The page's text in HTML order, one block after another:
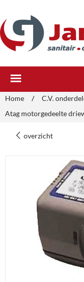
Home / C.V.
Atag motorgedeelte
overzicht